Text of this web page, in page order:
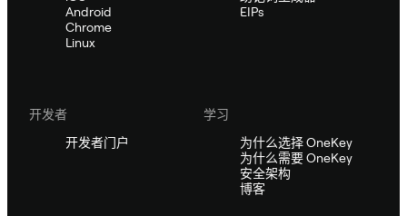
Android
Chrome
Linux
EIPs
开发者
开发者门户
学习
为什么选择 OneKey
为什么需要 OneKey
安全架构
博客